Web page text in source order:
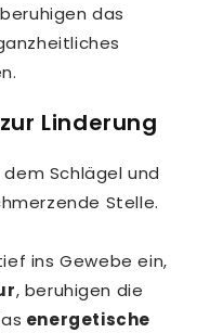
das
Linderung
Schlägel und
Stelle.
ins Gewebe ein,
, beruhigen die
energetische